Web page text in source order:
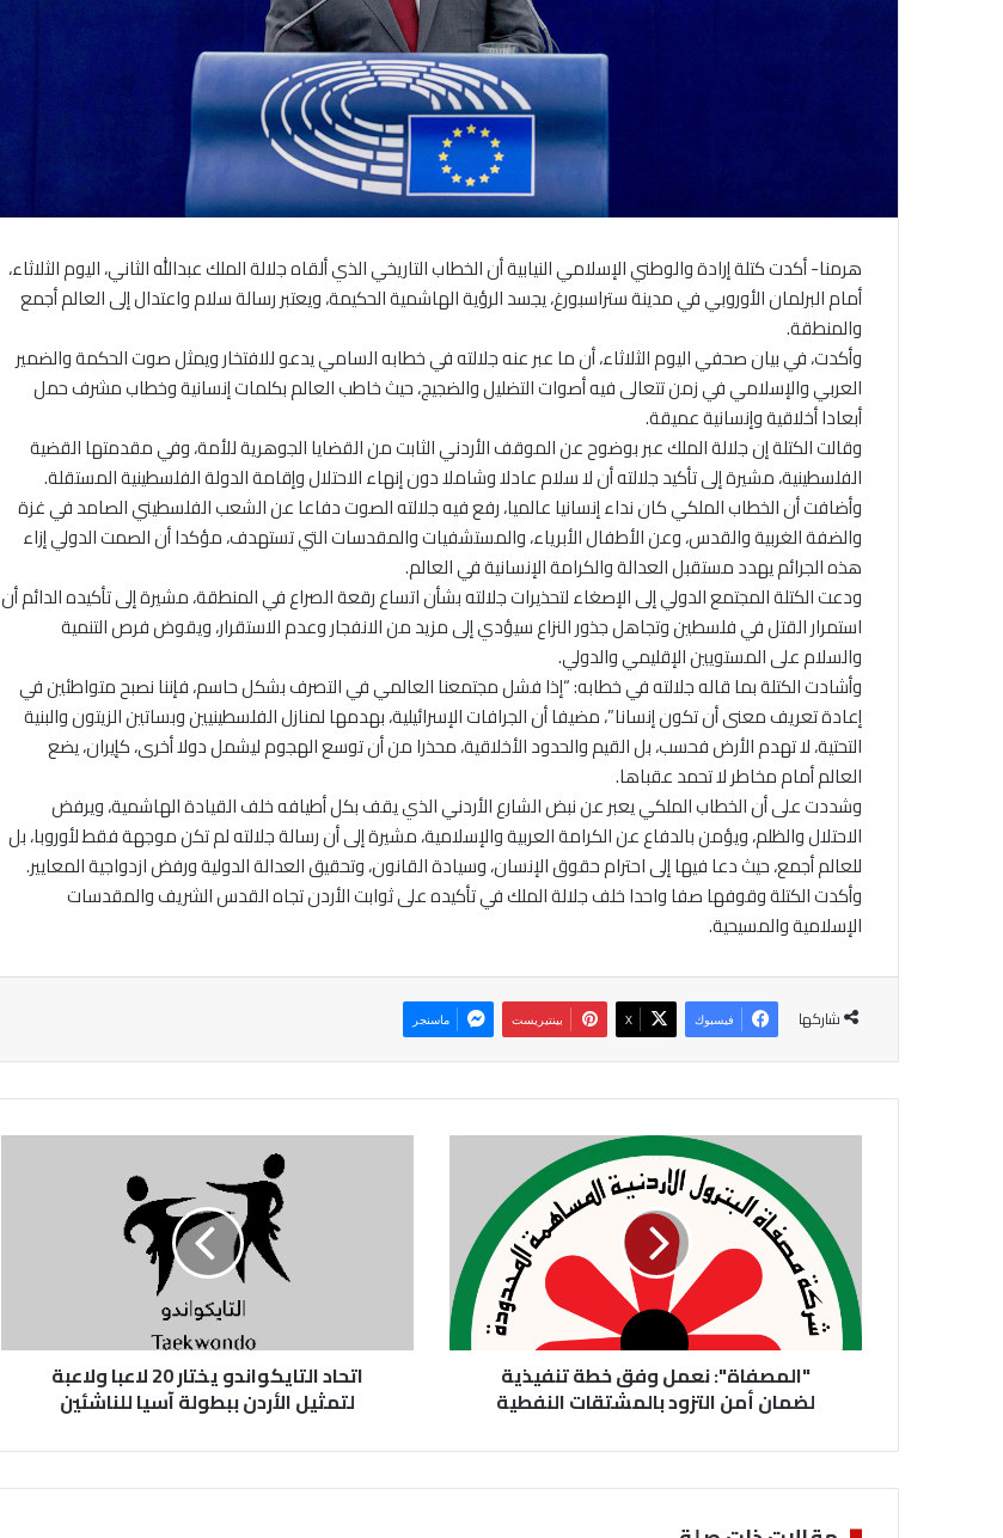
هرمنا- أكدت كتلة إرادة والوطني الإسلامي النيابية أن الخطاب التاريخي الذي ألقاه جلالة الملك عبدالله الثاني، اليوم الثلاثاء،
أمام البرلمان الأوروبي في مدينة ستراسبورغ، يجسد الرؤية الهاشمية الحكيمة، ويعتبر رسالة سلام واعتدال إلى العالم أجمع
والمنطقة.
وأكدت، في بيان صحفي اليوم الثلاثاء، أن ما عبر عنه جلالته في خطابه السامي يدعو للافتخار ويمثل صوت الحكمة والضمير
العربي والإسلامي في زمن تتعالى فيه أصوات التضليل والضجيج، حيث خاطب العالم بكلمات إنسانية وخطاب مشرف حمل
أبعادا أخلاقية وإنسانية عميقة.
وقالت الكتلة إن جلالة الملك عبر بوضوح عن الموقف الأردني الثابت من القضايا الجوهرية للأمة، وفي مقدمتها القضية
الفلسطينية، مشيرة إلى تأكيد جلالته أن لا سلام عادلا وشاملا دون إنهاء الاحتلال وإقامة الدولة الفلسطينية المستقلة.
وأضافت أن الخطاب الملكي كان نداء إنسانيا عالميا، رفع فيه جلالته الصوت دفاعا عن الشعب الفلسطيني الصامد في غزة
والضفة الغربية والقدس، وعن الأطفال الأبرياء، والمستشفيات والمقدسات التي تستهدف، مؤكدا أن الصمت الدولي إزاء
هذه الجرائم يهدد مستقبل العدالة والكرامة الإنسانية في العالم.
ودعت الكتلة المجتمع الدولي إلى الإصغاء لتحذيرات جلالته بشأن اتساع رقعة الصراع في المنطقة، مشيرة إلى تأكيده الدائم أن
استمرار القتل في فلسطين وتجاهل جذور النزاع سيؤدي إلى مزيد من الانفجار وعدم الاستقرار، ويقوض فرص التنمية
والسلام على المستويين الإقليمي والدولي.
وأشادت الكتلة بما قاله جلالته في خطابه: “إذا فشل مجتمعنا العالمي في التصرف بشكل حاسم، فإننا نصبح متواطئين في
إعادة تعريف معنى أن تكون إنسانا”، مضيفا أن الجرافات الإسرائيلية، بهدمها لمنازل الفلسطينيين وبساتين الزيتون والبنية
التحتية، لا تهدم الأرض فحسب، بل القيم والحدود الأخلاقية، محذرا من أن توسع الهجوم ليشمل دولا أخرى، كإيران، يضع
العالم أمام مخاطر لا تحمد عقباها.
وشددت على أن الخطاب الملكي يعبر عن نبض الشارع الأردني الذي يقف بكل أطيافه خلف القيادة الهاشمية، ويرفض
الاحتلال والظلم، ويؤمن بالدفاع عن الكرامة العربية والإسلامية، مشيرة إلى أن رسالة جلالته لم تكن موجهة فقط لأوروبا، بل
للعالم أجمع، حيث دعا فيها إلى احترام حقوق الإنسان، وسيادة القانون، وتحقيق العدالة الدولية ورفض ازدواجية المعايير.
وأكدت الكتلة وقوفها صفا واحدا خلف جلالة الملك في تأكيده على ثوابت الأردن تجاه القدس الشريف والمقدسات
الإسلامية والمسيحية.
شاركها فيسبوك ‫X بينتيريست ماسنجر
ف
ا
ة
"
م
و
ف
"المصفاة": نعمل وفق خطة تنفيذية
لضمان أمن التزود بالمشتقات النفطية
ا
ا
د
اتحاد التايكواندو يختار 20 لاعبا ولاعبة
لتمثيل الأردن ببطولة آسيا للناشئين